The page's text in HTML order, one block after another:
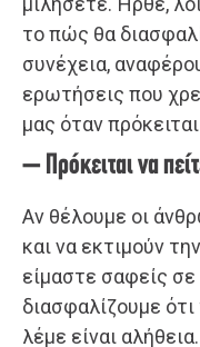
το πώς θα
συνέχεια,
ερωτήσεις που
μας όταν
– Πρόκειται να
Αν θέλουμε οι
και να εκτιμούν
είμαστε σαφείς
διασφαλίζουμε
λέμε είναι